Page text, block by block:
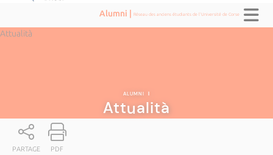
Alumni |Réseau des anciens étudiants de l'Université de Corse
Attualità
ALUMNI |
Attualità
PARTAGE PDF